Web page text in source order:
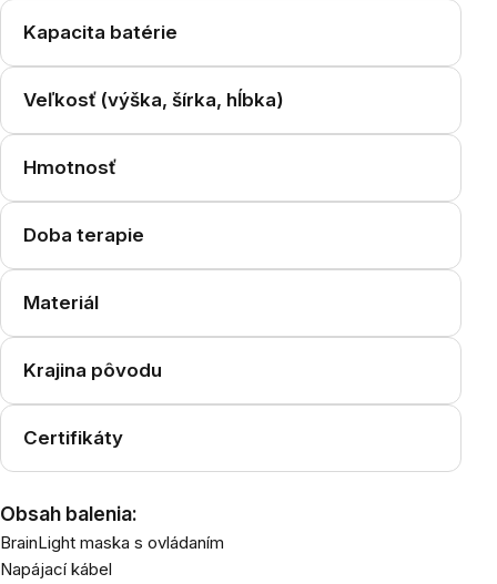
Kapacita batérie
Veľkosť (výška, šírka, hĺbka)
Hmotnosť
Doba terapie
Materiál
Krajina pôvodu
Certifikáty
Obsah balenia:
BrainLight maska s ovládaním
Napájací kábel